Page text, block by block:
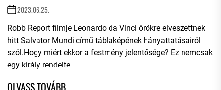
2023.06.25.
Robb Report filmje Leonardo da Vinci örökre elveszettnek
hitt Salvator Mundi című táblaképének hányattatásairól
szól.Hogy miért ekkor a festmény jelentősége? Ez nemcsak
egy király rendelte...